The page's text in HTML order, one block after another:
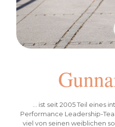
… ist seit 2005 Teil eines
Performance Leadership-
viel von seinen weiblichen